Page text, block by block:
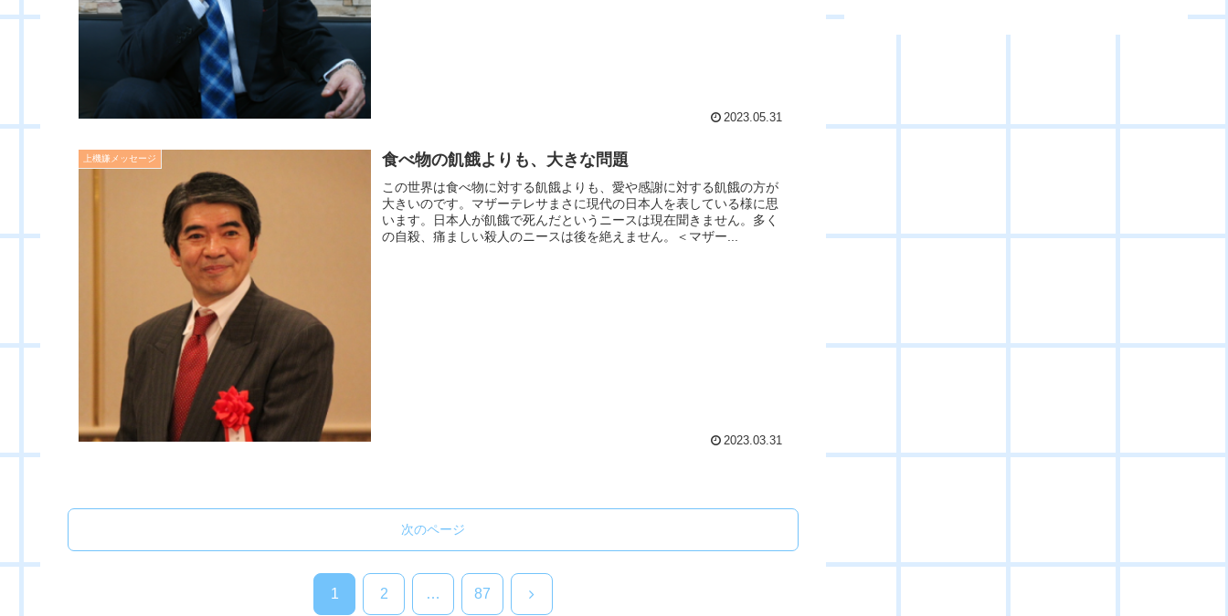
2023.05.31
上機嫌メッセージ 食べ物の飢餓よりも、大きな問題
この世界は食べ物に対する飢餓よりも、愛や感謝に対する飢餓の方が
大きいのです。マザーテレサまさに現代の日本人を表している様に思
います。日本人が飢餓で死んだというニースは現在聞きません。多く
の自殺、痛ましい殺人のニースは後を絶えません。＜マザー...
2023.03.31
次のページ
1 2 … 87 次